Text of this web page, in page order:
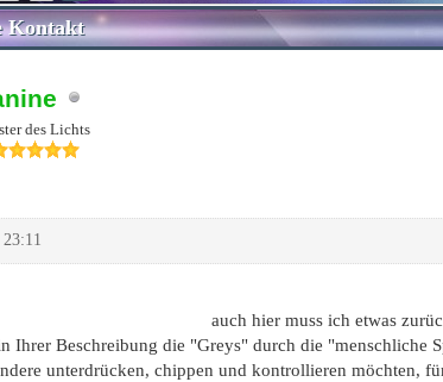
Kontakt
des Lichts
auch hier muss ich etwas
Ihrer Beschreibung die "Greys" durch die "menschliche
unterdrücken, chippen und kontrollieren möchten,